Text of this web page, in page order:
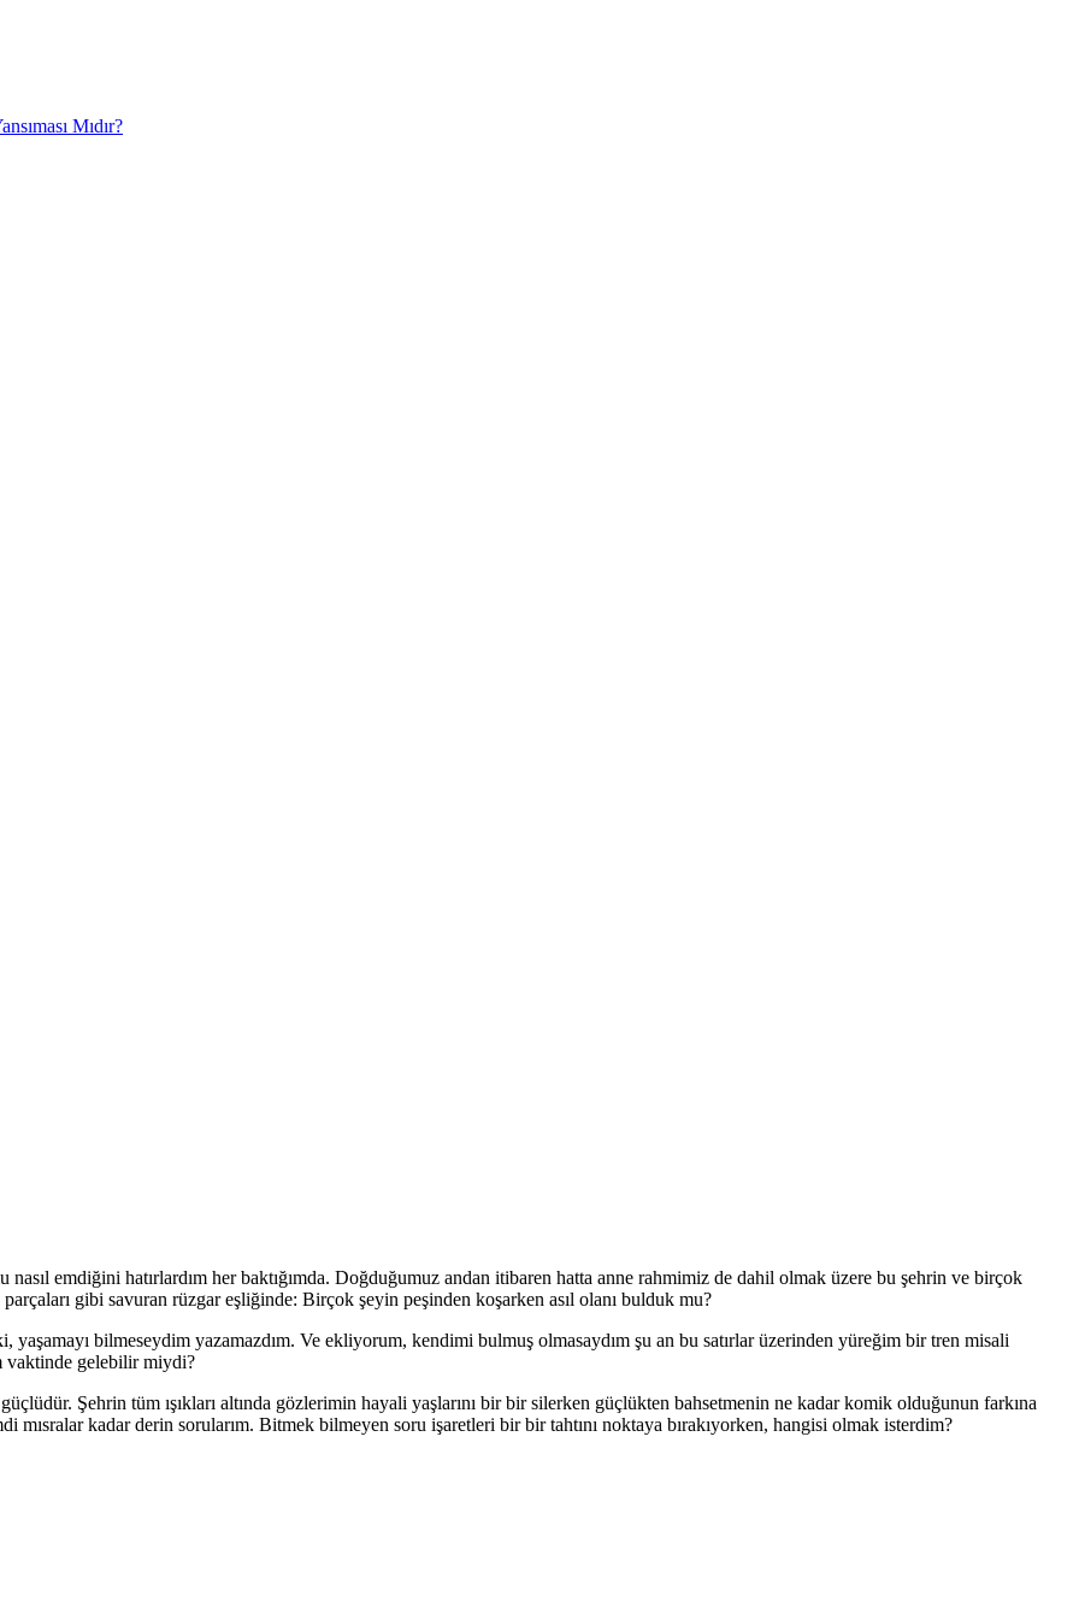
Mıdır?
nasıl emdiğini hatırlardım her baktığımda. Doğduğumuz andan itibaren hatta anne rahmimiz de dahil olmak üzere bu şehrin ve birçok
gibi savuran rüzgar eşliğinde: Birçok şeyin peşinden koşarken asıl olanı bulduk mu?
yaşamayı bilmeseydim yazamazdım. Ve ekliyorum, kendimi bulmuş olmasaydım şu an bu satırlar üzerinden yüreğim bir tren misali
vaktinde gelebilir miydi?
Şehrin tüm ışıkları altında gözlerimin hayali yaşlarını bir bir silerken güçlükten bahsetmenin ne kadar komik olduğunun farkına
kadar derin sorularım. Bitmek bilmeyen soru işaretleri bir bir tahtını noktaya bırakıyorken, hangisi olmak isterdim?